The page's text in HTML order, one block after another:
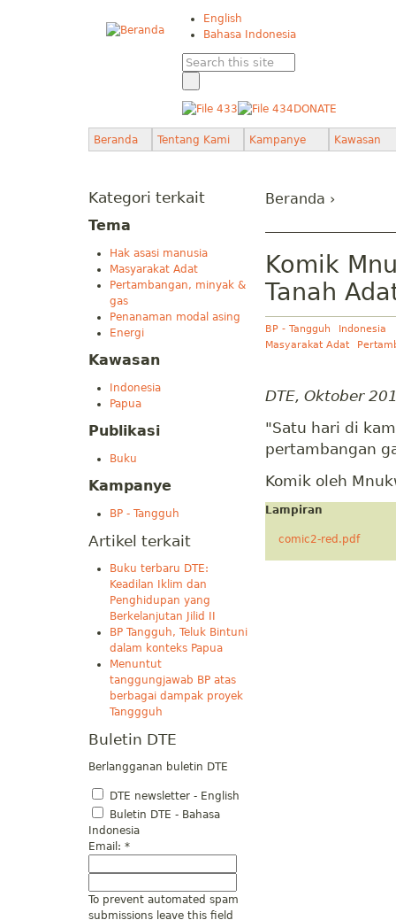
English
Bahasa Indonesia
DONATE
Beranda Tentang Kami Kampanye Kawasan
Kategori terkait
Tema
Hak asasi manusia
Masyarakat Adat
Pertambangan, minyak &
gas
Penanaman modal asing
Energi
Kawasan
Indonesia
Papua
Publikasi
Buku
Kampanye
BP - Tangguh
Artikel terkait
Buku terbaru DTE:
Keadilan Iklim dan
Penghidupan yang
Berkelanjutan Jilid II
BP Tangguh, Teluk Bintuni
dalam konteks Papua
Menuntut
tanggungjawab BP atas
berbagai dampak proyek
Tanggguh
Buletin DTE
Berlangganan buletin DTE
DTE newsletter - English
Buletin DTE - Bahasa
Indonesia
Email: *
To prevent automated spam
submissions leave this field
Beranda ›
Komik
Tanah
BP - Tangguh Indonesia
Masyarakat Adat
DTE, Oktober
"Satu hari di
pertambangan
Komik oleh
Lampiran
comic2-red.pdf